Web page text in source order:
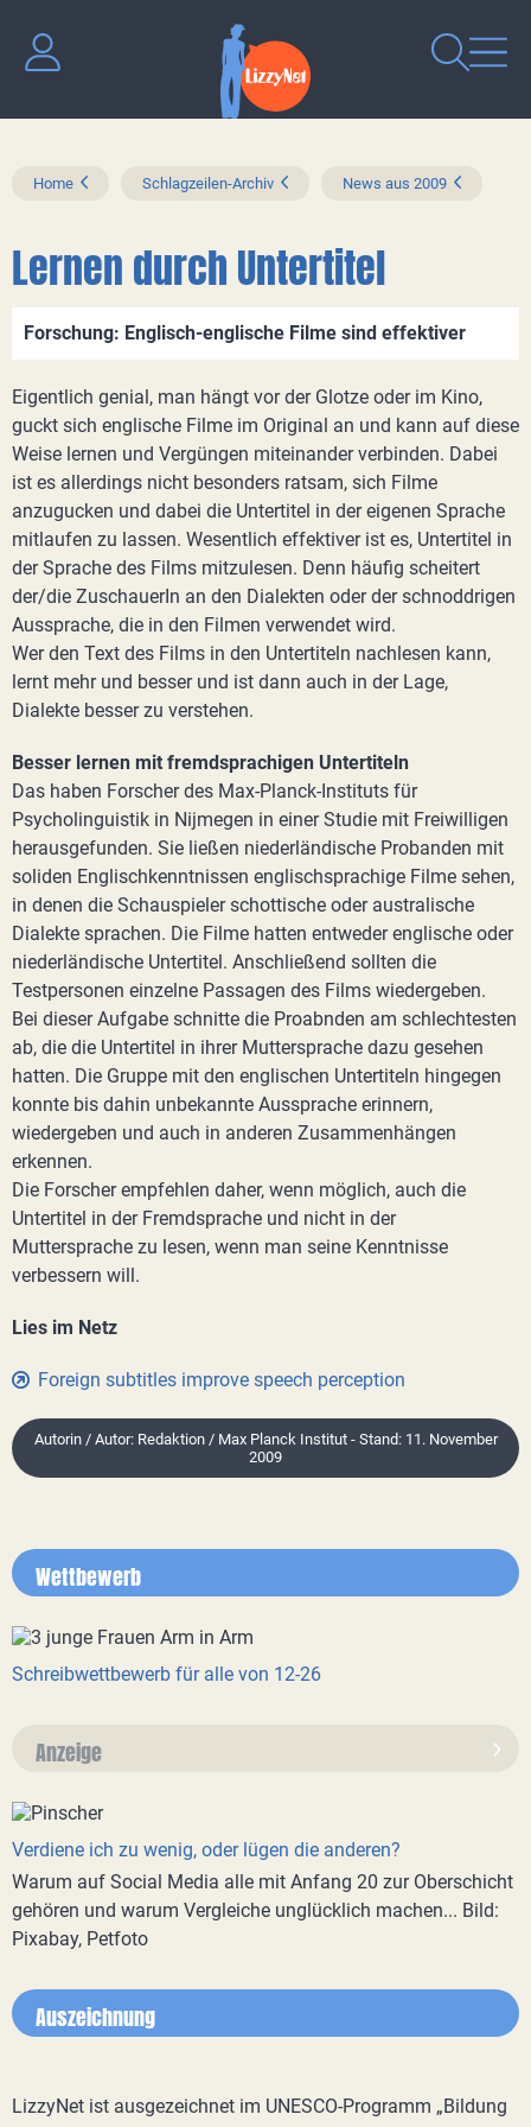
Home Schlagzeilen-Archiv News aus 2009
Lernen durch Untertitel
Forschung: Englisch-englische Filme sind effektiver
Eigentlich genial, man hängt vor der Glotze oder im Kino,
guckt sich englische Filme im Original an und kann auf diese
Weise lernen und Vergüngen miteinander verbinden. Dabei
ist es allerdings nicht besonders ratsam, sich Filme
anzugucken und dabei die Untertitel in der eigenen Sprache
mitlaufen zu lassen. Wesentlich effektiver ist es, Untertitel in
der Sprache des Films mitzulesen. Denn häufig scheitert
der/die ZuschauerIn an den Dialekten oder der schnoddrigen
Aussprache, die in den Filmen verwendet wird.
Wer den Text des Films in den Untertiteln nachlesen kann,
lernt mehr und besser und ist dann auch in der Lage,
Dialekte besser zu verstehen.
Besser lernen mit fremdsprachigen Untertiteln
Das haben Forscher des Max-Planck-Instituts für
Psycholinguistik in Nijmegen in einer Studie mit Freiwilligen
herausgefunden. Sie ließen niederländische Probanden mit
soliden Englischkenntnissen englischsprachige Filme sehen,
in denen die Schauspieler schottische oder australische
Dialekte sprachen. Die Filme hatten entweder englische oder
niederländische Untertitel. Anschließend sollten die
Testpersonen einzelne Passagen des Films wiedergeben.
Bei dieser Aufgabe schnitte die Proabnden am schlechtesten
ab, die die Untertitel in ihrer Muttersprache dazu gesehen
hatten. Die Gruppe mit den englischen Untertiteln hingegen
konnte bis dahin unbekannte Aussprache erinnern,
wiedergeben und auch in anderen Zusammenhängen
erkennen.
Die Forscher empfehlen daher, wenn möglich, auch die
Untertitel in der Fremdsprache und nicht in der
Muttersprache zu lesen, wenn man seine Kenntnisse
verbessern will.
Lies im Netz
Foreign subtitles improve speech perception
Autorin / Autor: Redaktion / Max Planck Institut - Stand: 11. November
2009
Wettbewerb
Schreibwettbewerb für alle von 12-26
Anzeige
Verdiene ich zu wenig, oder lügen die anderen?
Warum auf Social Media alle mit Anfang 20 zur Oberschicht
gehören und warum Vergleiche unglücklich machen... Bild:
Pixabay, Petfoto
Auszeichnung
LizzyNet ist ausgezeichnet im UNESCO-Programm „Bildung